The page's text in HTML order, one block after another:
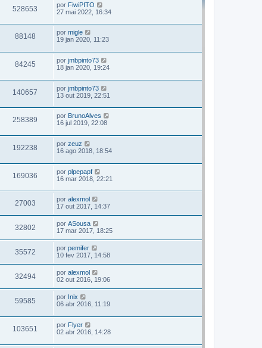
528653 por FiwiPITO
27 mai 2022, 16:34
88148 por migle
19 jan 2020, 11:23
84245 por jmbpinto73
18 jan 2020, 19:24
140657 por jmbpinto73
13 out 2019, 22:51
258389 por BrunoAlves
16 jul 2019, 22:08
192238 por zeuz
16 ago 2018, 18:54
169036 por plpepapf
16 mar 2018, 22:21
27003 por alexmol
17 out 2017, 14:37
32802 por ASousa
17 mar 2017, 18:25
35572 por pemifer
10 fev 2017, 14:58
32494 por alexmol
02 out 2016, 19:06
59585 por Inix
06 abr 2016, 11:19
103651 por Flyer
02 abr 2016, 14:28